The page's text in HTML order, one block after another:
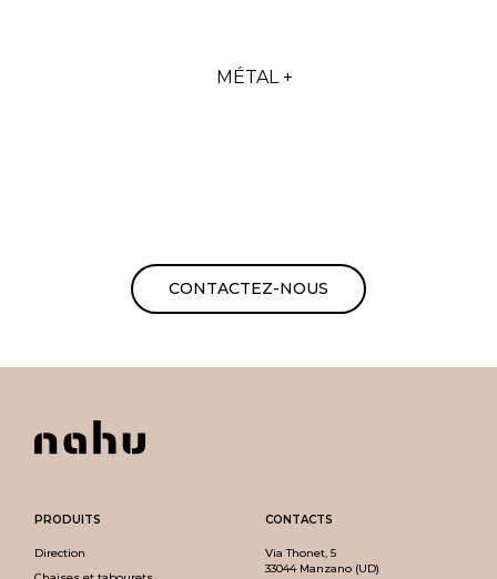
MÉTAL +
CONTACTEZ-NOUS
PRODUITS
Direction
CONTACTS
Via Thonet, 5
33044 Manzano (UD)